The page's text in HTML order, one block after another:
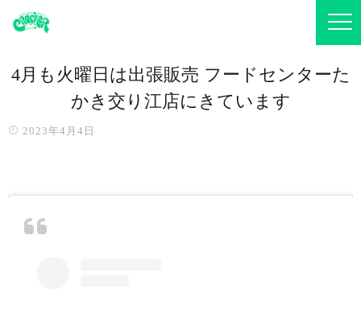
4月も火曜日は出張販売️ フードセンターた
かき交り江店にきています
2023年4月4日